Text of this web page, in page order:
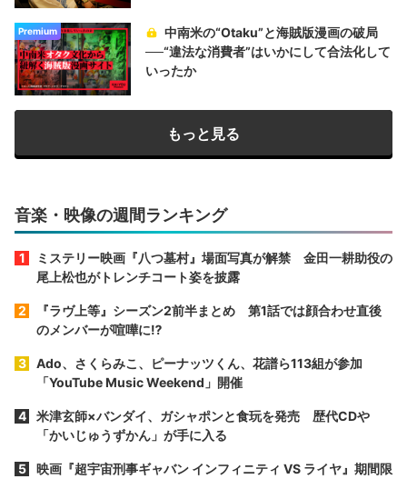
Premium
中南米の“Otaku”と海賊版漫画の破局
──“違法な消費者”はいかにして合法化して
いったか
もっと見る
音楽・映像の週間ランキング
ミステリー映画『八つ墓村』場面写真が解禁 金田一耕助役の
尾上松也がトレンチコート姿を披露
『ラヴ上等』シーズン2前半まとめ 第1話では顔合わせ直後
のメンバーが喧嘩に⁉︎
Ado、さくらみこ、ピーナッツくん、花譜ら113組が参加
「YouTube Music Weekend」開催
米津玄師×バンダイ、ガシャポンと食玩を発売 歴代CDや
「かいじゅうずかん」が手に入る
映画『超宇宙刑事ギャバン インフィニティ VS ライヤ』期間限